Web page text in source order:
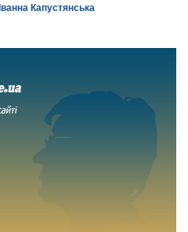
Іванна Капустянська